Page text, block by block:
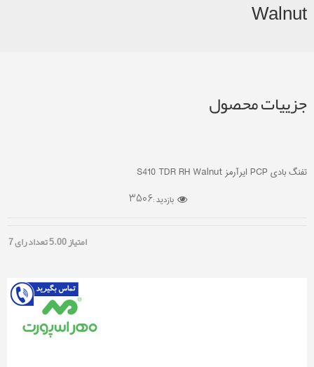
Walnut
جزییات محصول
تفنگ بادی PCP ایرآرمز S410 TDR RH Walnut
بازدید :3506
امتیاز5.00تعداد رای7